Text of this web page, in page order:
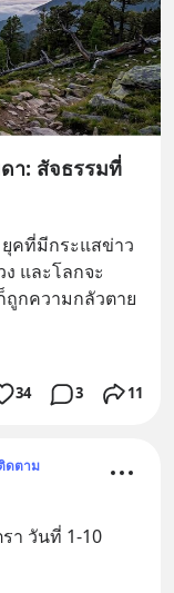
ดา: สัจธรรมที่
คที่มีกระแสข่าว
ง และโลกจะ
ถูกความกลัวตาย
34 3 11
ดตาม
า วันที่ 1-10